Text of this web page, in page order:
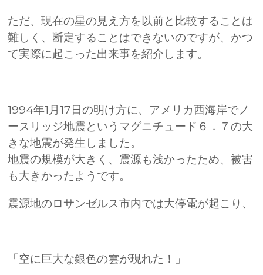
ただ、現在の星の見え方を以前と比較することは
難しく、断定することはできないのですが、かつ
て実際に起こった出来事を紹介します。
1994年1月17日の明け方に、アメリカ西海岸でノ
ースリッジ地震というマグニチュード６．７の大
きな地震が発生しました。
地震の規模が大きく、震源も浅かったため、被害
も大きかったようです。
震源地のロサンゼルス市内では大停電が起こり、
「空に巨大な銀色の雲が現れた！」